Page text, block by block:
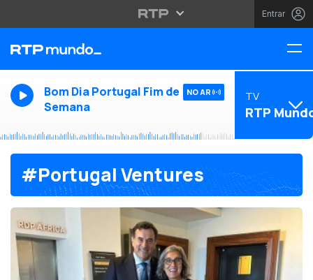
Entrar
Bom Dia Portugal Fim de
Semana
NO AR TV
RTP
#Portugal Ventures